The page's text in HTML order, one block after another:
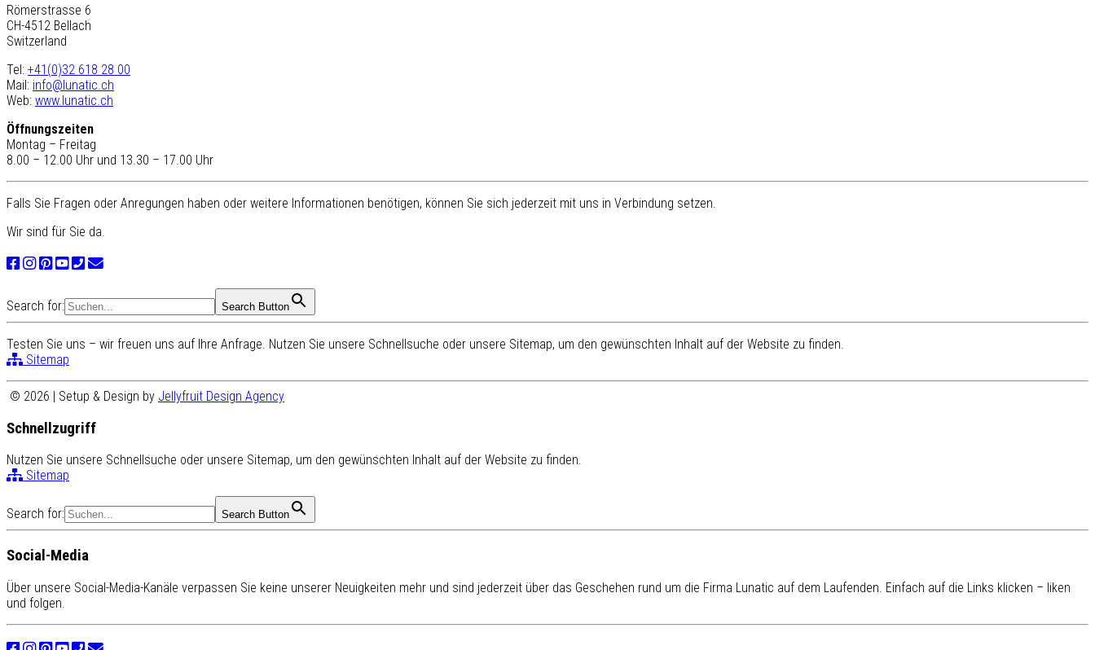
Römerstrasse 6
CH-4512 Bellach
Switzerland
Tel: +41(0)32 618 28 00
Mail: info@lunatic.ch
Web: www.lunatic.ch
Öffnungszeiten
Montag – Freitag
8.00 – 12.00 Uhr und 13.30 – 17.00 Uhr
Falls Sie Fragen oder Anregungen haben oder weitere Informationen benötigen, können Sie sich jederzeit mit uns in Verbindung setzen.
Wir sind für Sie da.
Search for: Search Button
Testen Sie uns – wir freuen uns auf Ihre Anfrage. Nutzen Sie unsere Schnellsuche oder unsere Sitemap, um den gewünschten Inhalt auf der Website zu finden.
Sitemap
© 2026 | Setup & Design by Jellyfruit Design Agency
Schnellzugriff
Nutzen Sie unsere Schnellsuche oder unsere Sitemap, um den gewünschten Inhalt auf der Website zu finden.
Sitemap
Search for: Search Button
Social-Media
Über unsere Social-Media-Kanäle verpassen Sie keine unserer Neuigkeiten mehr und sind jederzeit über das Geschehen rund um die Firma Lunatic auf dem Laufenden. Einfach auf die Links klicken – liken
und folgen.